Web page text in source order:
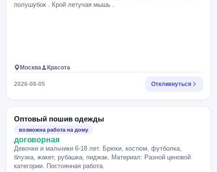
полушубок . Крой летучая мышь .
Москва Красота
2026-08-05 Откликнуться
Оптовый пошив одежды
возможна работа на дому
договорная
Девочки и мальчики 6-18 лет. Брюки, костюм, футболка,
блузка, жакет, рубашка, пиджак. Материал: Разной ценовой
категории. Постоянная работа.